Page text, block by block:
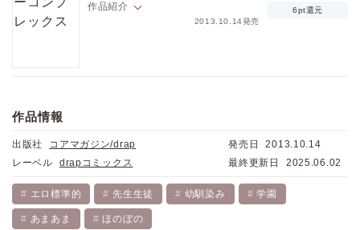
作品紹介
2013.10.14発売
6pt還元
作品情報
出版社
コアマガジン/drap
レーベル
drapコミックス
発売日
2013.10.14
最終更新日
2025.06.02
エロ標準的 先生生徒 幼馴染み 学園
あまあま ほのぼの